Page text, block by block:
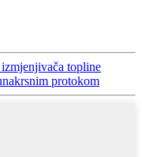
topline
protokom